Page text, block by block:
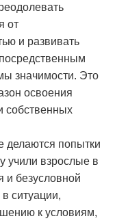
от
и развивать
значимости. Это
освоения
собственных
делаются попытки
учили взрослые в
и безусловной
ситуации,
к условиям,